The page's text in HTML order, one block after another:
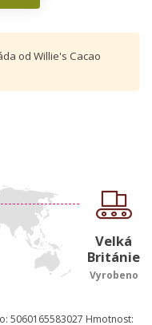
od Willie's Cacao
Velká
Británie
Vyrobeno
5060165583027 Hmotnost: